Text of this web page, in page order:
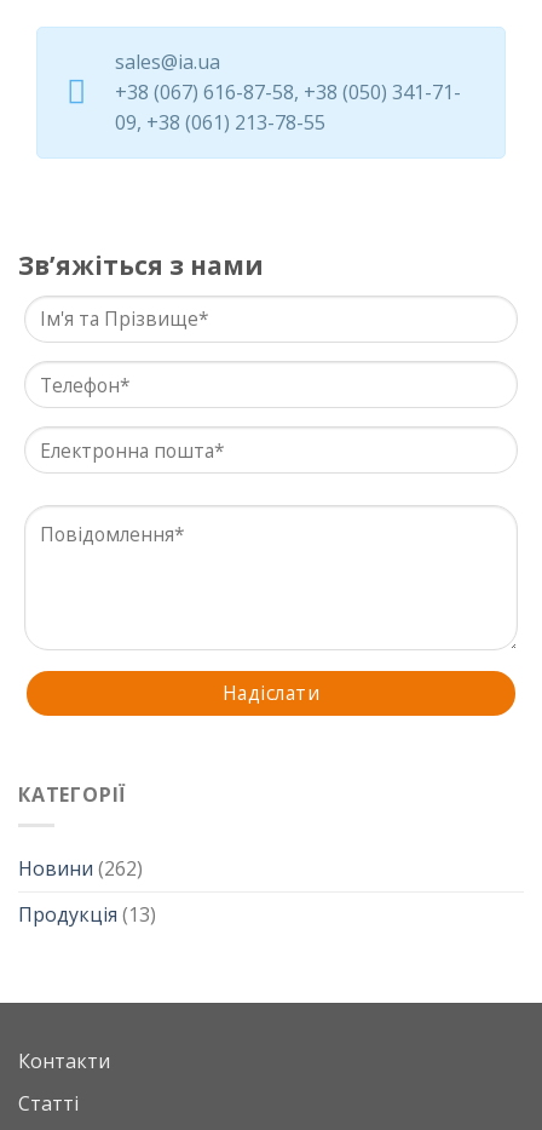
КАТЕГОРІЇ
Новини (262)
Продукція (13)
sales@ia.ua
+38 (067) 616-87-58, +38 (050) 341-71-
09, +38 (061) 213-78-55
Звʼяжіться з нами
Контакти
Статті